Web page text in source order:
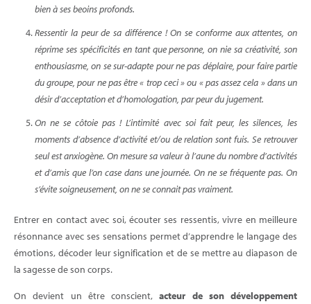
bien à ses beoins profonds.
Ressentir la peur de sa différence ! On se conforme aux attentes, on
réprime ses spécificités en tant que personne, on nie sa créativité, son
enthousiasme, on se sur-adapte pour ne pas déplaire, pour faire partie
du groupe, pour ne pas être « trop ceci » ou « pas assez cela » dans un
désir d’acceptation et d’homologation, par peur du jugement.
On ne se côtoie pas ! L’intimité avec soi fait peur, les silences, les
moments d’absence d’activité et/ou de relation sont fuis. Se retrouver
seul est anxiogène. On mesure sa valeur à l’aune du nombre d’activités
et d’amis que l’on case dans une journée. On ne se fréquente pas. On
s’évite soigneusement, on ne se connait pas vraiment.
Entrer en contact avec soi, écouter ses ressentis, vivre en meilleure
résonnance avec ses sensations permet d’apprendre le langage des
émotions, décoder leur signification et de se mettre au diapason de
la sagesse de son corps.
On devient un être conscient,acteur de son développement